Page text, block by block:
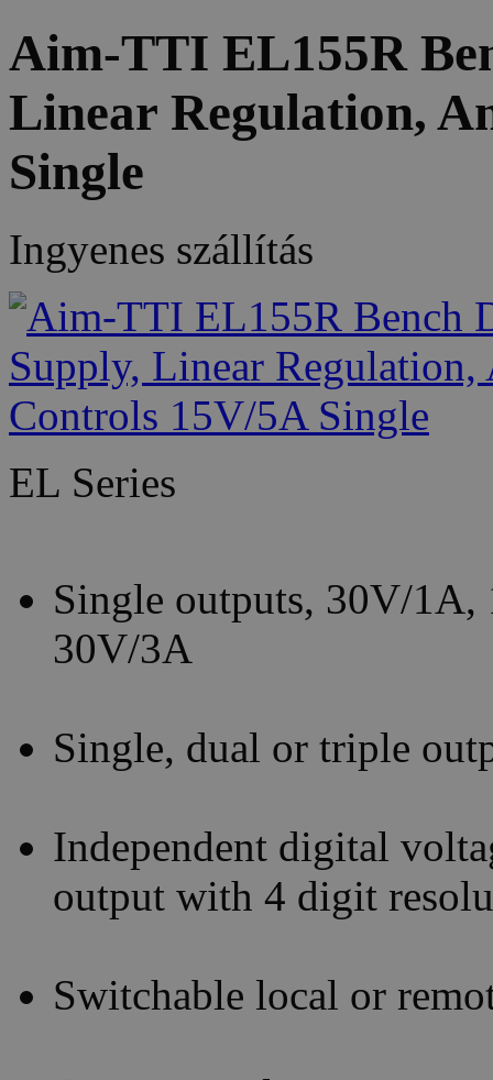
Aim-TTI EL155R
Linear Regulation,
Single
Ingyenes szállítás
EL Series
Single outputs, 30V/
30V/3A
Single, dual or triple
Independent digital
output with 4 digit
Switchable local or